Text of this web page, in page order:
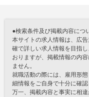
●検索条件及び掲載内容につ
本サイトの求人情報は、広
確で詳しい求人情報を目指
おりますが、掲載情報の内
ません。
就職活動の際には、雇用形
細情報をご自身で十分に確
万一、掲載内容と事実に相